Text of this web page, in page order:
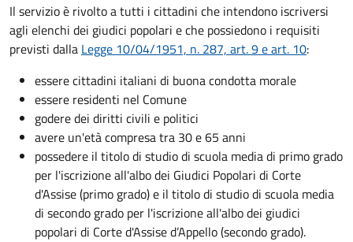
Il servizio è rivolto a tutti i cittadini che intendono iscriversi
agli elenchi dei giudici popolari e che possiedono i requisiti
previsti dalla Legge 10/04/1951, n. 287, art. 9 e art. 10:
essere cittadini italiani di buona condotta morale
essere residenti nel Comune
godere dei diritti civili e politici
avere un'età compresa tra 30 e 65 anni
possedere il titolo di studio di scuola media di primo grado
per l'iscrizione all'albo dei Giudici Popolari di Corte
d'Assise (primo grado) e il titolo di studio di scuola media
di secondo grado per l'iscrizione all'albo dei giudici
popolari di Corte d'Assise d’Appello (secondo grado).